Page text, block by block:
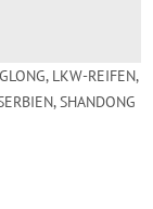
, LKW-REIFEN,
,SHANDONG